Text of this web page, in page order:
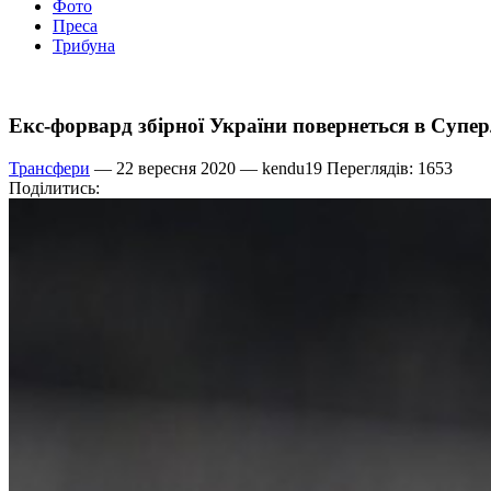
Фото
Преса
Трибуна
Екс-форвард збірної України повернеться в
Трансфери — 22 вересня 2020 — kendu19 Переглядів: 1653
Поділитись: